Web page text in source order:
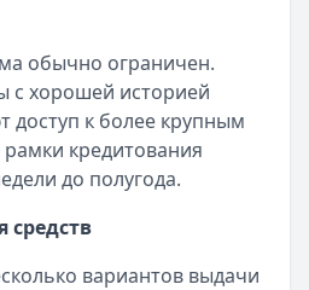
обычно ограничен.
с хорошей историей
доступ к более крупным
кредитования
до полугода.
средств
вариантов выдачи